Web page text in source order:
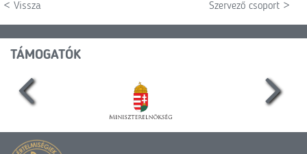
< Vissza Szervező csoport >
TÁMOGATÓK